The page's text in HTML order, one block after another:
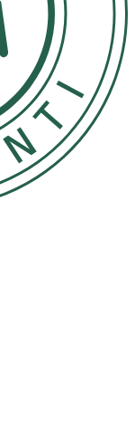
7, Carbomer,
rice
Xanthan
Sodium
strychnifolia
tetrapeptide-